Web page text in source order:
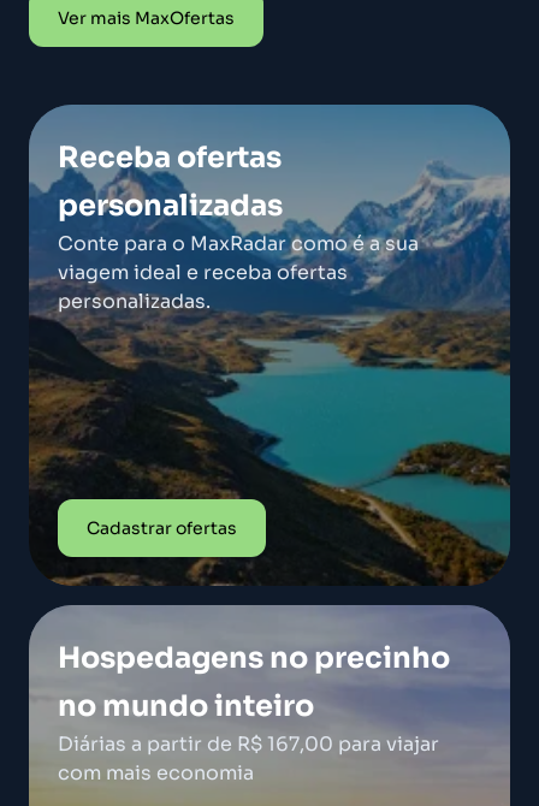
Ver mais MaxOfertas
Receba ofertas
personalizadas
Conte para o MaxRadar como é a sua
viagem ideal e receba ofertas
personalizadas.
Cadastrar ofertas
Hospedagens no precinho
no mundo inteiro
Diárias a partir de R$ 167,00 para viajar
com mais economia